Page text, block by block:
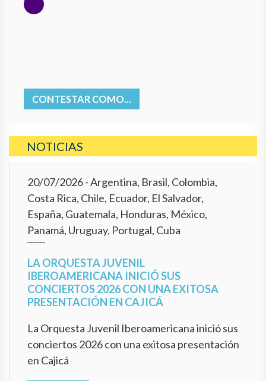
CONTESTAR COMO...
NOTICIAS
20/07/2026- Argentina, Brasil, Colombia,
Costa Rica, Chile, Ecuador, El Salvador,
España, Guatemala, Honduras, México,
Panamá, Uruguay, Portugal, Cuba
LA ORQUESTA JUVENIL
IBEROAMERICANA INICIÓ SUS
CONCIERTOS 2026 CON UNA EXITOSA
PRESENTACIÓN EN CAJICÁ
La Orquesta Juvenil Iberoamericana inició sus
conciertos 2026 con una exitosa presentación
en Cajicá